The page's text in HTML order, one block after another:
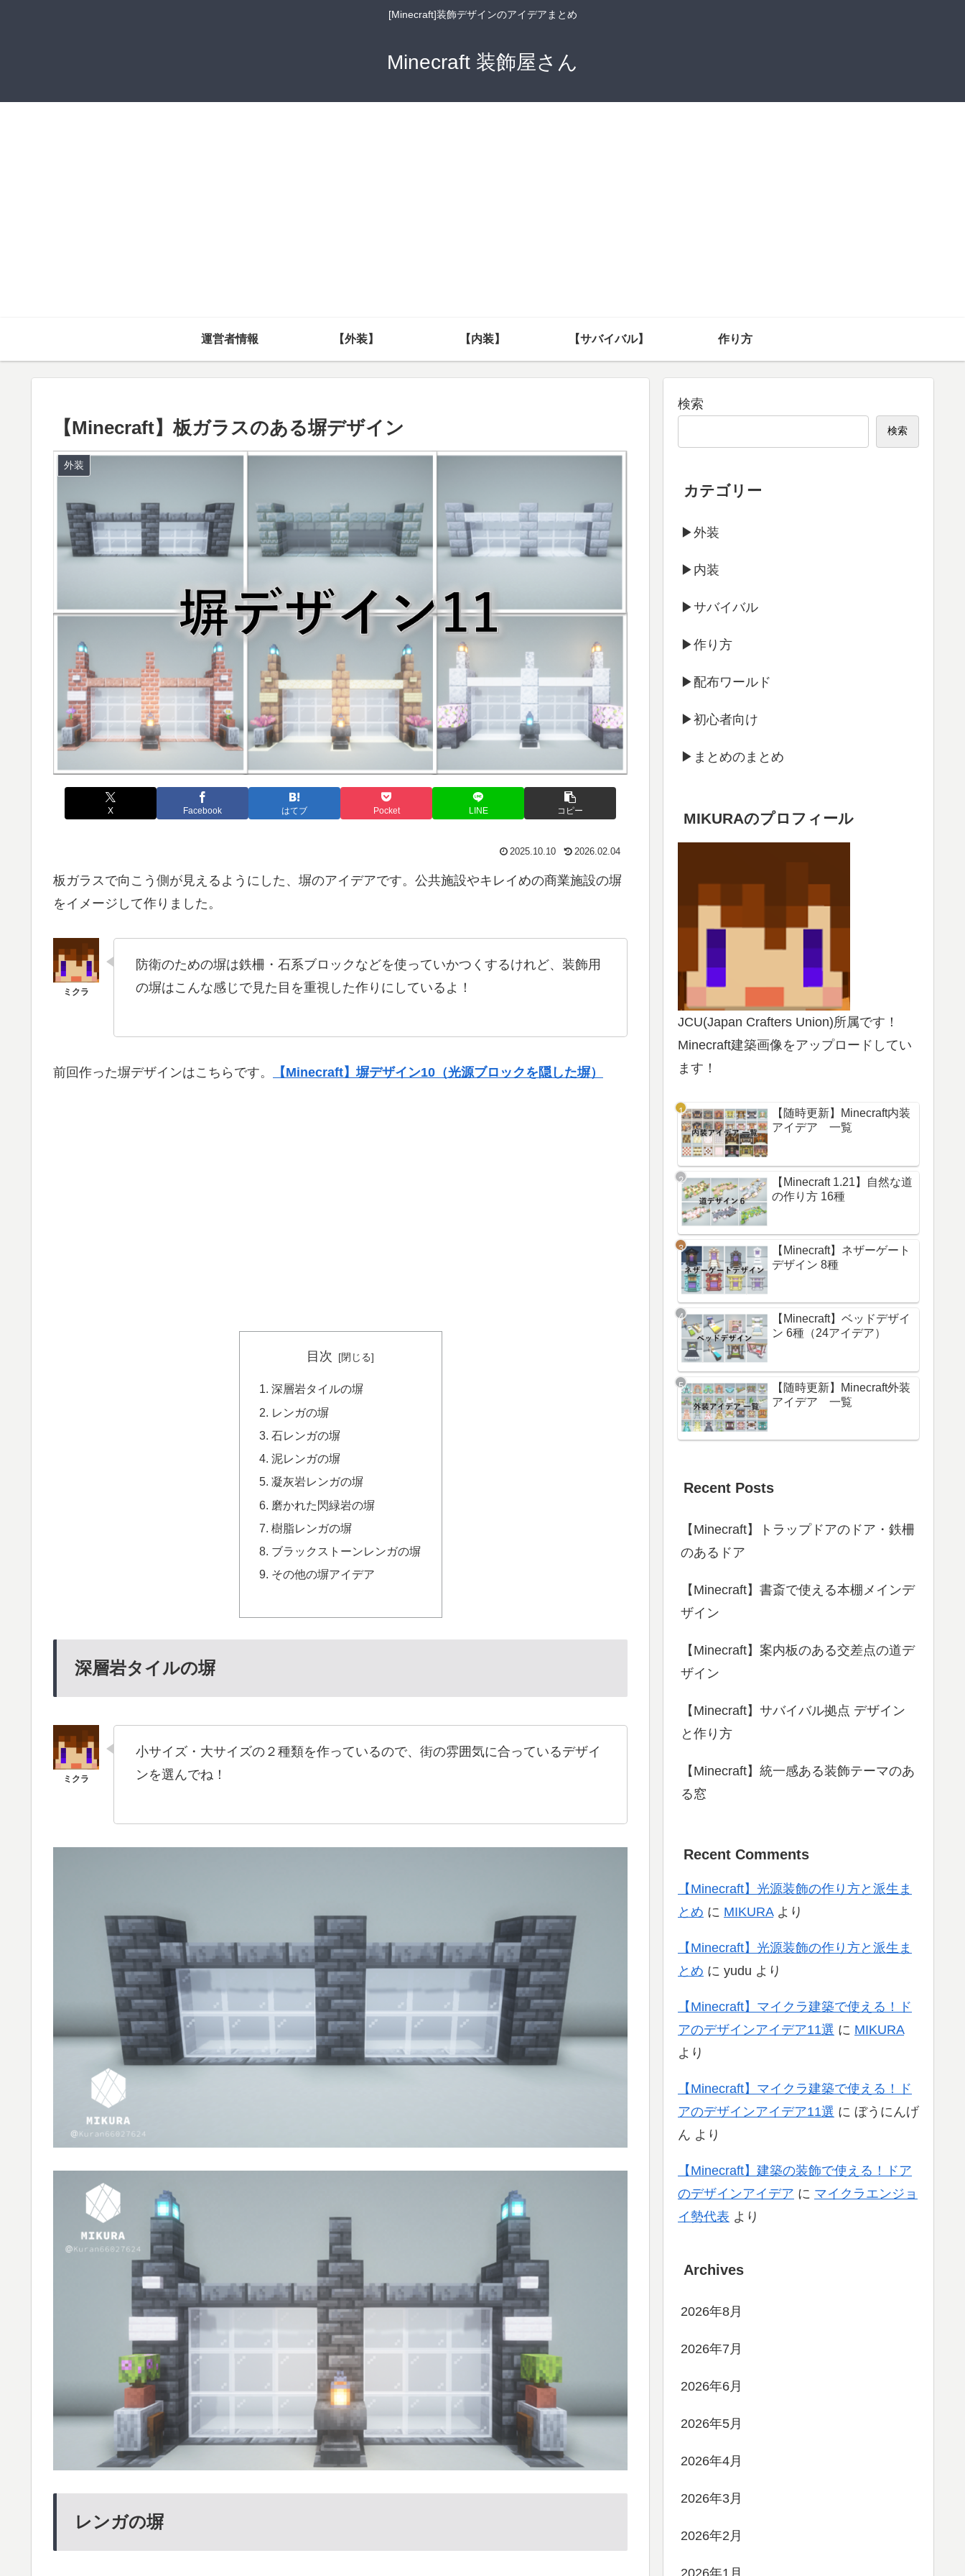
[Minecraft]装飾デザインのアイデアまとめ
Minecraft 装飾屋さん
運営者情報 【外装】 【内装】 【サバイバル】 作り方
【Minecraft】板ガラスのある塀デザイン
外装
X Facebook はてブ Pocket LINE コピー
2025.10.10 2026.02.04
板ガラスで向こう側が見えるようにした、塀のアイデアです。公共施設やキレイめの商業施設の塀
をイメージして作りました。
防衛のための塀は鉄柵・石系ブロックなどを使っていかつくするけれど、装飾用
の塀はこんな感じで見た目を重視した作りにしているよ！
前回作った塀デザインはこちらです。 【Minecraft】塀デザイン10（光源ブロックを隠した塀）
目次
深層岩タイルの塀
レンガの塀
石レンガの塀
泥レンガの塀
凝灰岩レンガの塀
磨かれた閃緑岩の塀
樹脂レンガの塀
ブラックストーンレンガの塀
その他の塀アイデア
深層岩タイルの塀
小サイズ・大サイズの２種類を作っているので、街の雰囲気に合っているデザイ
ンを選んでね！
レンガの塀
検索
検索
カテゴリー
▶外装
▶内装
▶サバイバル
▶作り方
▶配布ワールド
▶初心者向け
▶まとめのまとめ
MIKURAのプロフィール
JCU(Japan Crafters Union)所属です！
Minecraft建築画像をアップロードしてい
ます！
【随時更新】Minecraft内装
アイデア 一覧
【Minecraft 1.21】自然な道
の作り方 16種
【Minecraft】ネザーゲート
デザイン 8種
【Minecraft】ベッドデザイ
ン 6種（24アイデア）
【随時更新】Minecraft外装
アイデア 一覧
Recent Posts
【Minecraft】トラップドアのドア・鉄柵
のあるドア
【Minecraft】書斎で使える本棚メインデ
ザイン
【Minecraft】案内板のある交差点の道デ
ザイン
【Minecraft】サバイバル拠点 デザイン
と作り方
【Minecraft】統一感ある装飾テーマのあ
る窓
Recent Comments
【Minecraft】光源装飾の作り方と派生ま
とめ に MIKURAより
【Minecraft】光源装飾の作り方と派生ま
とめ に yudu より
【Minecraft】マイクラ建築で使える！ド
アのデザインアイデア11選 に MIKURA
より
【Minecraft】マイクラ建築で使える！ド
アのデザインアイデア11選 に ぼうにんげ
ん より
【Minecraft】建築の装飾で使える！ドア
のデザインアイデア に マイクラエンジョ
イ勢代表 より
Archives
2026年8月
2026年7月
2026年6月
2026年5月
2026年4月
2026年3月
2026年2月